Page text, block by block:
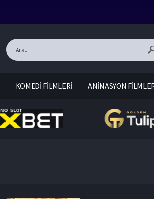
KOMEDİ FİLMLERİ ANİMASYON